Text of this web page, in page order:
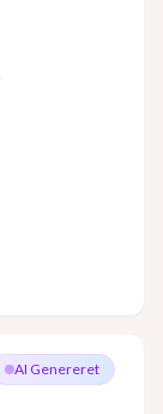
AI Genereret